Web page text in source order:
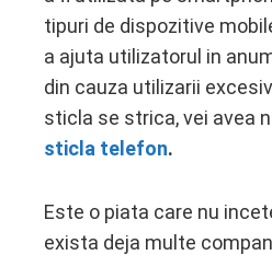
tipuri de dispozitive
a ajuta utilizatorul in
din cauza utilizarii
sticla se strica, vei avea
sticla telefon.
Este o piata care nu
exista deja multe